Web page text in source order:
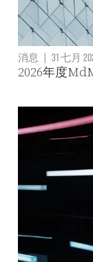
消息 31 七月
2026年度